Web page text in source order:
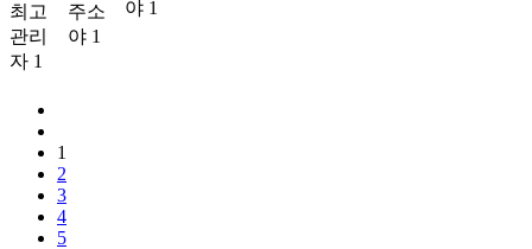
최고
관리
자 1
주소
야 1
야 1
1
2
3
4
5